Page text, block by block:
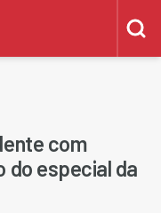
com
do especial da